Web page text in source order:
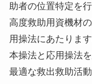
助者の位置特定を
高度救助用資機材
用操法にあたりま
本操法と応用操法
最適な救出救助活